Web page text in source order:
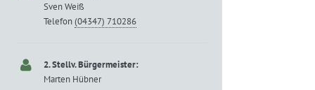
Sven Weiß
Telefon(04347) 710286
2. Stellv. Bürgermeister:
Marten Hübner